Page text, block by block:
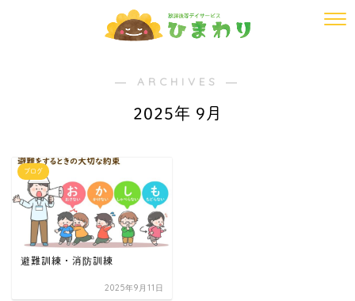
― ARCHIVES ―
2025年 9月
ブログ
避難訓練・消防訓練
2025年9月11日